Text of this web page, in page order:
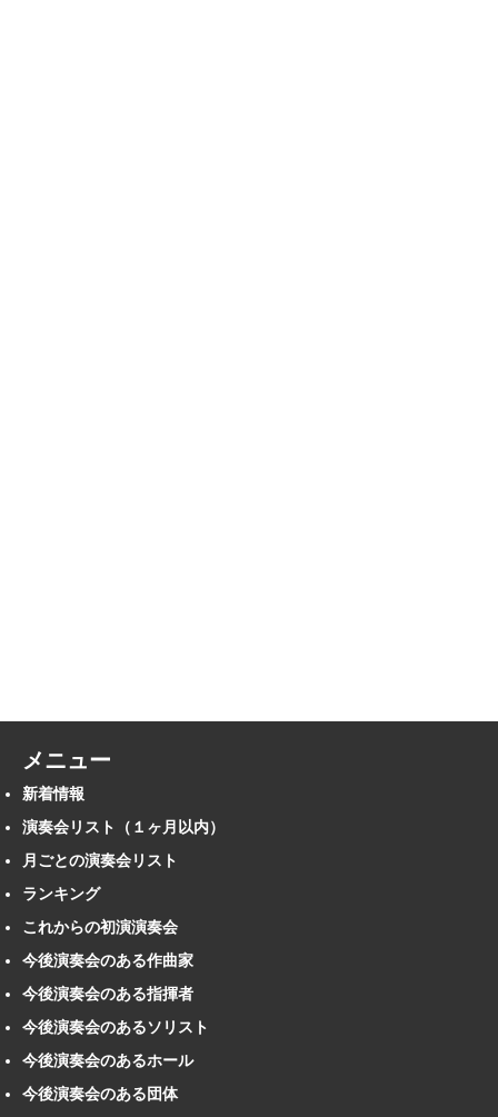
メニュー
新着情報
演奏会リスト（１ヶ月以内）
月ごとの演奏会リスト
ランキング
これからの初演演奏会
今後演奏会のある作曲家
今後演奏会のある指揮者
今後演奏会のあるソリスト
今後演奏会のあるホール
今後演奏会のある団体